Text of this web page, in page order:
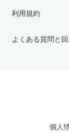
利用規約
よくある質問と
個人